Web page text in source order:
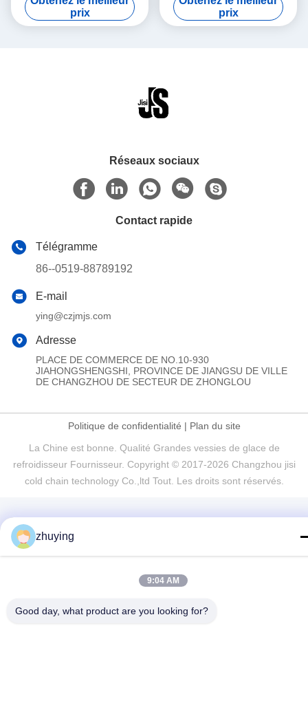
HDPE
prix
surgelés
prix
Réseaux sociaux
Contact rapide
Télégramme
86--0519-88789192
E-mail
ying@czjmjs.com
Adresse
PLACE DE COMMERCE DE NO.10-930
JIAHONGSHENGSHI, PROVINCE DE JIANGSU DE VILLE
DE CHANGZHOU DE SECTEUR DE ZHONGLOU
Politique de confidentialité | Plan du site
La Chine est bonne. Qualité Grandes vessies de glace de
refroidisseur Fournisseur. Copyright © 2017-2026 Changzhou jisi
cold chain technology Co.,ltd Tout. Les droits sont réservés.
zhuying
9:04 AM
Good day, what product are you looking for?